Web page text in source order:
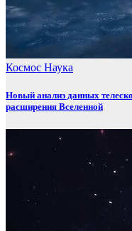
Космос Наука
Новый анализ данных
расширения Вселенной